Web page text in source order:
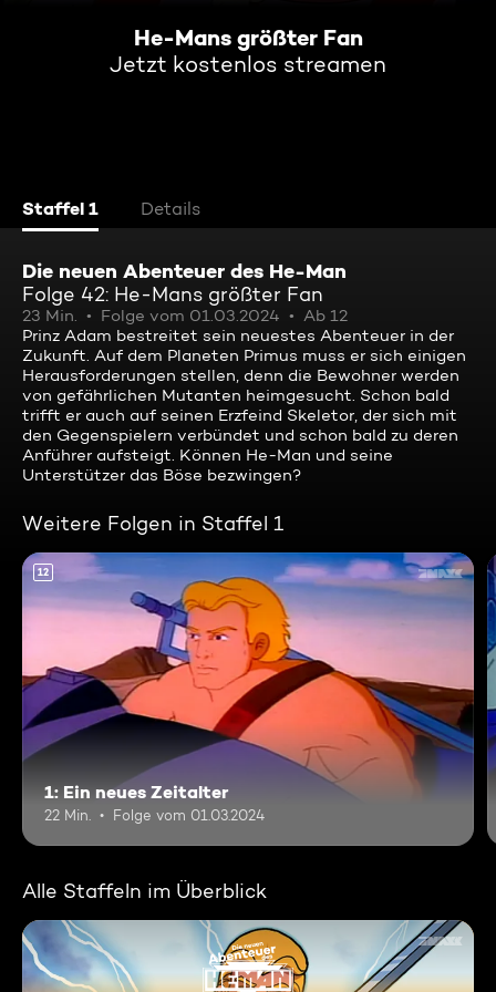
He-Mans größter Fan
Jetzt kostenlos streamen
Staffel 1 Details
Die neuen Abenteuer des He-Man
Folge 42: He-Mans größter Fan
23 Min. Folge vom 01.03.2024
Ab 12
Prinz Adam bestreitet sein neuestes Abenteuer in der
Zukunft. Auf dem Planeten Primus muss er sich einigen
Herausforderungen stellen, denn die Bewohner werden
von gefährlichen Mutanten heimgesucht. Schon bald
trifft er auch auf seinen Erzfeind Skeletor, der sich mit
den Gegenspielern verbündet und schon bald zu deren
Anführer aufsteigt. Können He-Man und seine
Unterstützer das Böse bezwingen?
Weitere Folgen in Staffel 1
12
1: Ein neues Zeitalter
22 Min. Folge vom 01.03.2024
Alle Staffeln im Überblick